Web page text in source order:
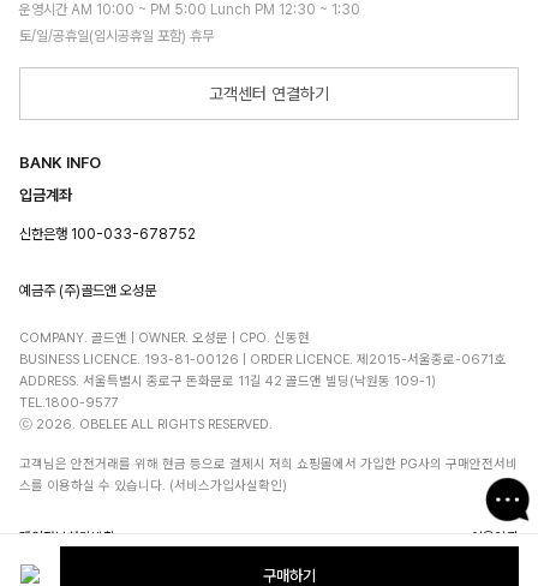
구매하기
오벨리 상품안내
오벨리 상품안내
운영시간 AM 10:00 ~ PM 5:00 Lunch PM 12:30 ~ 1:30
토/일/공휴일(임시공휴일 포함) 휴무
고객센터 연결하기
BANK INFO
입금계좌
신한은행 100-033-678752
예금주 (주)골드앤 오성문
COMPANY. 골드앤 | OWNER. 오성문 | CPO. 신동현
BUSINESS LICENCE. 193-81-00126 | ORDER LICENCE. 제2015-서울종로-0671호
ADDRESS. 서울특별시 종로구 돈화문로 11길 42 골드앤 빌딩(낙원동 109-1)
TEL.1800-9577
ⓒ 2026. OBELEE ALL RIGHTS RESERVED.
고객님은 안전거래를 위해 현금 등으로 결제시 저희 쇼핑몰에서 가입한 PG사의 구매안전서비
스를 이용하실 수 있습니다. (서비스가입사실확인)
개인정보처리방침 이용약관